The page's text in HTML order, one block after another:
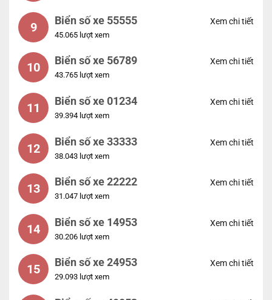
9 Biển số xe 55555
45.065 lượt xem
Xem chi tiết
10 Biển số xe 56789
43.765 lượt xem
Xem chi tiết
11 Biển số xe 01234
39.394 lượt xem
Xem chi tiết
12 Biển số xe 33333
38.043 lượt xem
Xem chi tiết
13 Biển số xe 22222
31.047 lượt xem
Xem chi tiết
14 Biển số xe 14953
30.206 lượt xem
Xem chi tiết
15 Biển số xe 24953
29.093 lượt xem
Xem chi tiết